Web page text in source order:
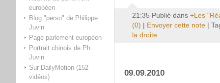
européen
Blog "perso" de Philippe
Juvin
Page parlement européen
Portrait chinois de Ph.
Juvin
Sur DailyMotion (152
vidéos)
21:35 Publié dans +Les
(0)
Envoyer cette note|
la droite
09.09.2010